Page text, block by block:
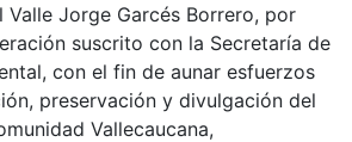
Valle Jorge Garcés Borrero, por
suscrito con la Secretaría de
con el fin de aunar esfuerzos
preservación y divulgación del
Vallecaucana,